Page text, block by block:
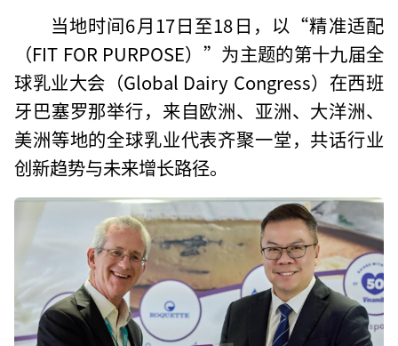
当地时间6月17日至18日，以“精准适配
（FIT FOR PURPOSE）”为主题的第十九届全
球乳业大会（Global Dairy Congress）在西班
牙巴塞罗那举行，来自欧洲、亚洲、大洋洲、
美洲等地的全球乳业代表齐聚一堂，共话行业
创新趋势与未来增长路径。